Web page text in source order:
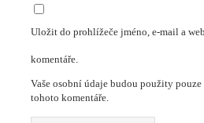
Uložit do prohlížeče jméno, e-mail a
komentáře.
Vaše osobní údaje budou použity
tohoto komentáře.